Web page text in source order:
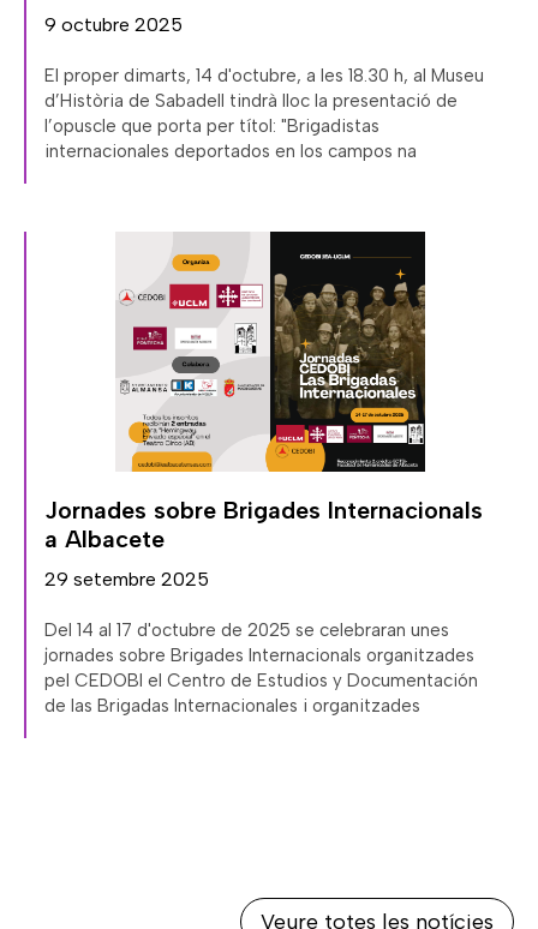
9 octubre 2025
El proper dimarts, 14 d'octubre, a les 18.30 h, al Museu
d’Història de Sabadell tindrà lloc la presentació de
l’opuscle que porta per títol: "Brigadistas
internacionales deportados en los campos na
Jornades sobre Brigades Internacionals
a Albacete
29 setembre 2025
Del 14 al 17 d'octubre de 2025 se celebraran unes
jornades sobre Brigades Internacionals organitzades
pel CEDOBI el Centro de Estudios y Documentación
de las Brigadas Internacionales i organitzades
Veure totes les notícies